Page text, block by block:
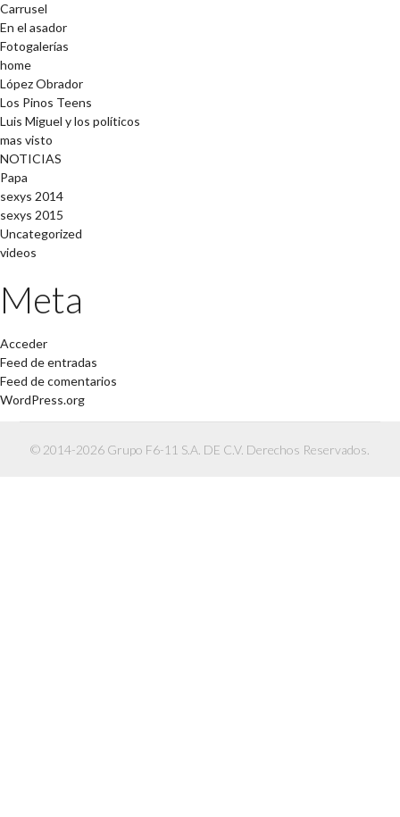
Carrusel
En el asador
Fotogalerías
home
López Obrador
Los Pinos Teens
Luis Miguel y los políticos
mas visto
NOTICIAS
Papa
sexys 2014
sexys 2015
Uncategorized
videos
Meta
Acceder
Feed de entradas
Feed de comentarios
WordPress.org
© 2014-2026 Grupo F6-11 S.A. DE C.V. Derechos Reservados.